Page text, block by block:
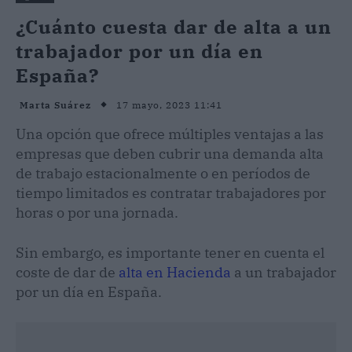
¿Cuánto cuesta dar de alta a un
trabajador por un día en
España?
Marta Suárez 17 mayo, 2023 11:41
Una opción que ofrece múltiples ventajas a las
empresas que deben cubrir una demanda alta
de trabajo estacionalmente o en períodos de
tiempo limitados es contratar trabajadores por
horas o por una jornada.
Sin embargo, es importante tener en cuenta el
coste de dar de alta en Hacienda a un trabajador
por un día en España.